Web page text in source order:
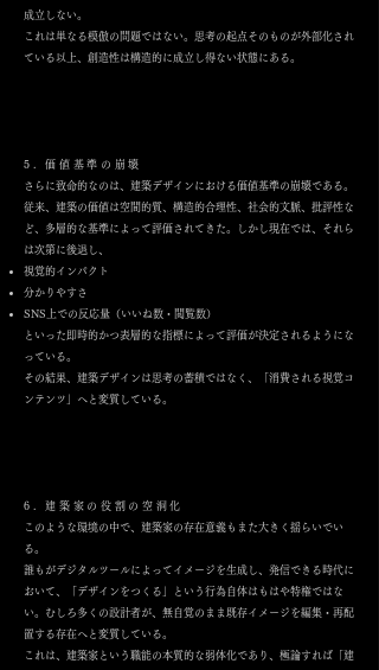
成立しない。
これは単なる模倣の問題ではない。思考の起点そのものが外部化され
ている以上、創造性は構造的に成立し得ない状態にある。
5. 価値基準の崩壊
さらに致命的なのは、建築デザインにおける価値基準の崩壊である。
従来、建築の価値は空間的質、構造的合理性、社会的文脈、批評性な
ど、多層的な基準によって評価されてきた。しかし現在では、それら
は次第に後退し、
視覚的インパクト
分かりやすさ
SNS上での反応量（いいね数・閲覧数）
といった即時的かつ表層的な指標によって評価が決定されるようにな
っている。
その結果、建築デザインは思考の蓄積ではなく、「消費される視覚コ
ンテンツ」へと変質している。
6. 建築家の役割の空洞化
このような環境の中で、建築家の存在意義もまた大きく揺らいでい
る。
誰もがデジタルツールによってイメージを生成し、発信できる時代に
おいて、「デザインをつくる」という行為自体はもはや特権ではな
い。むしろ多くの設計者が、無自覚のまま既存イメージを編集・再配
置する存在へと変質している。
これは、建築家という職能の本質的な弱体化であり、極論すれば「建